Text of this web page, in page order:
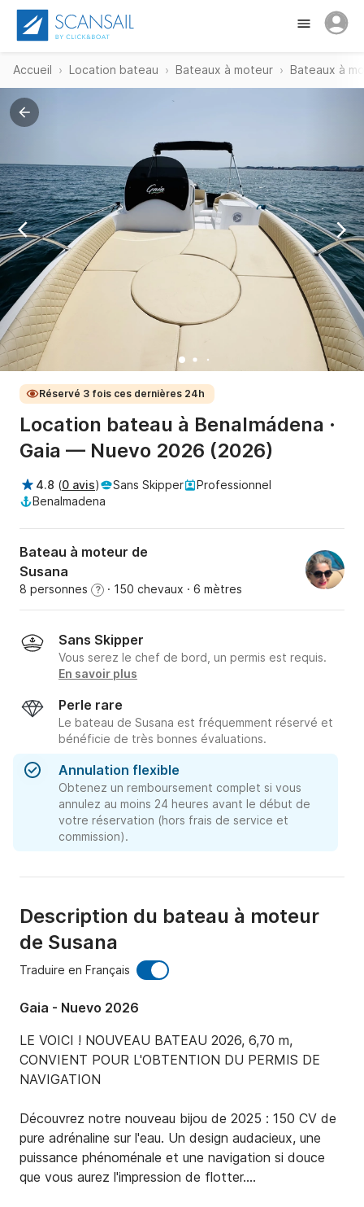
Accueil Location bateau Bateaux à moteur Bateaux à
Réservé 3 fois ces dernières 24h
Location bateau à Benalmádena ·
Gaia — Nuevo 2026 (2026)
4.8 (0 avis) Sans Skipper
Professionnel
Benalmadena
Bateau à moteur de
Susana
8 personnes ? · 150 chevaux · 6 mètres
Sans Skipper
Vous serez le chef de bord, un permis est requis.
En savoir plus
Perle rare
Le bateau de Susana est fréquemment réservé et
bénéficie de très bonnes évaluations.
Annulation flexible
Obtenez un remboursement complet si vous
annulez au moins 24 heures avant le début de
votre réservation (hors frais de service et
commission).
Description du bateau à moteur
de Susana
Traduire en Français
Gaia - Nuevo 2026
LE VOICI ! NOUVEAU BATEAU 2026, 6,70 m,
CONVIENT POUR L'OBTENTION DU PERMIS DE
NAVIGATION
Découvrez notre nouveau bijou de 2025 : 150 CV de
pure adrénaline sur l'eau. Un design audacieux, une
puissance phénoménale et une navigation si douce
que vous aurez l'impression de flotter.